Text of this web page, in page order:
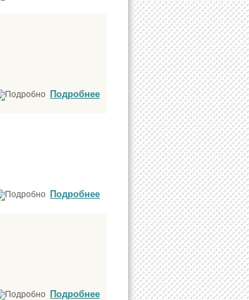
Подробнее
Подробнее
Подробнее